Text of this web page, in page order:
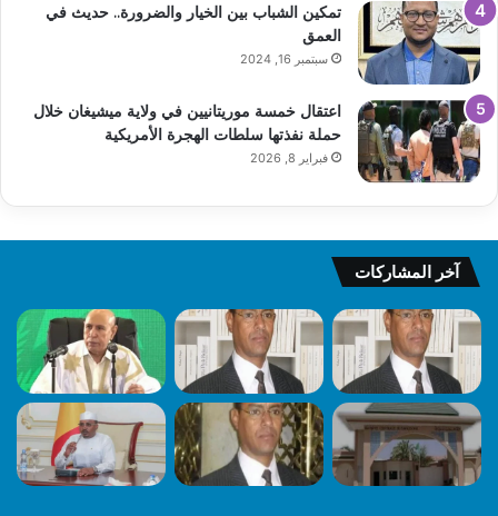
تمكين الشباب بين الخيار والضرورة.. حديث في
العمق
سبتمبر 16, 2024
اعتقال خمسة موريتانيين في ولاية ميشيغان خلال
حملة نفذتها سلطات الهجرة الأمريكية
فبراير 8, 2026
آخر المشاركات